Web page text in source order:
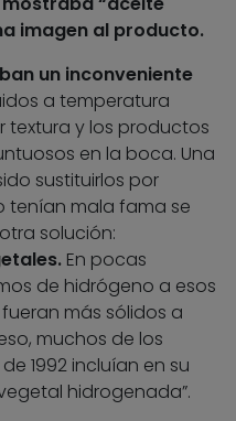
imagen al producto.
un inconveniente
a temperatura
y los productos
en la boca. Una
sustituirlos por
tenían mala fama se
solución:
En pocas
de hidrógeno a esos
más sólidos a
muchos de los
1992 incluían en su
hidrogenada”.